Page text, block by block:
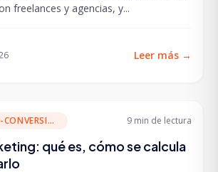
freelances y agencias, y...
Leer más →
OPTIMIZACION-CONVERSION 9 min de lectura
qué es, cómo se calcula